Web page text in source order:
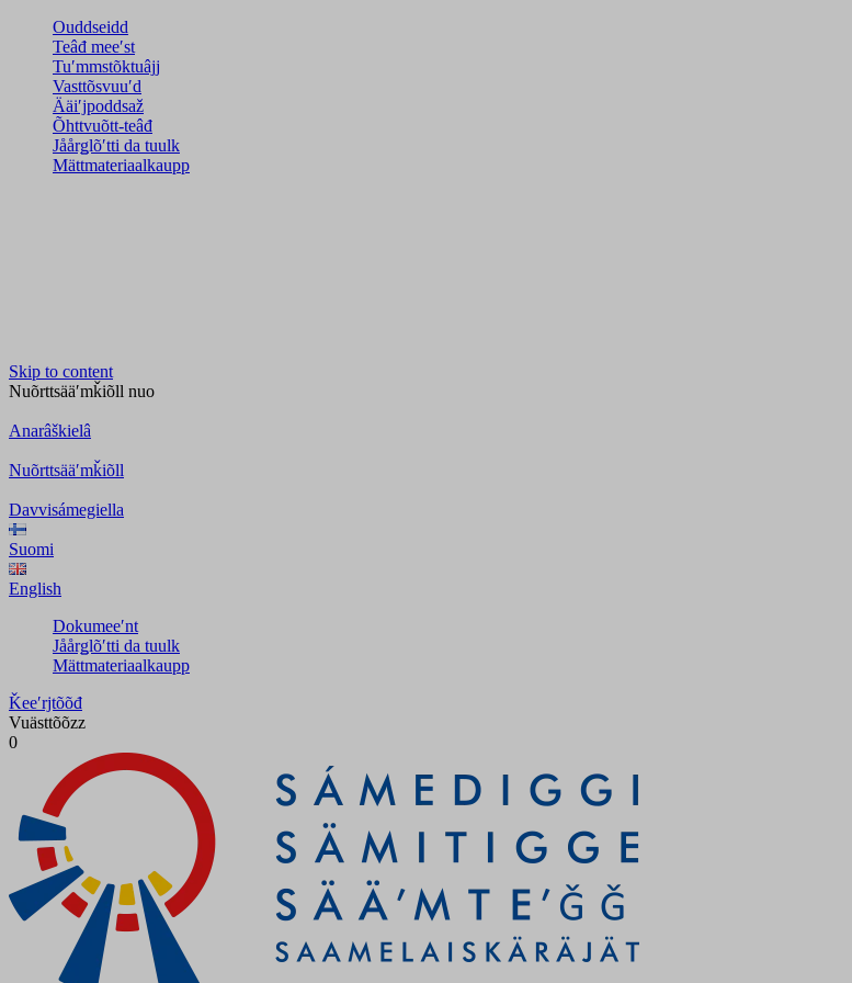
Ouddseidd
Teâđ meeʹst
Tuʹmmstõktuâjj
Vasttõsvuuʹd
Ääiʹjpoddsaž
Õhttvuõtt-teâđ
Jåårǥlõʹtti da tuulk
Mättmateriaalkaupp
Skip to content
Nuõrttsääʹmǩiõll nuo
Anarâškielâ
Nuõrttsääʹmǩiõll
Davvisámegiella
Suomi
English
Dokumeeʹnt
Jåårǥlõʹtti da tuulk
Mättmateriaalkaupp
Ǩeeʹrjtõõđ
Vuästtõõzz
0